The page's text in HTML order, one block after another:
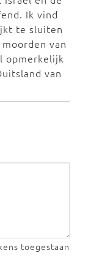
Ik vind
te sluiten
van
opmerkelijk
van
toegestaan